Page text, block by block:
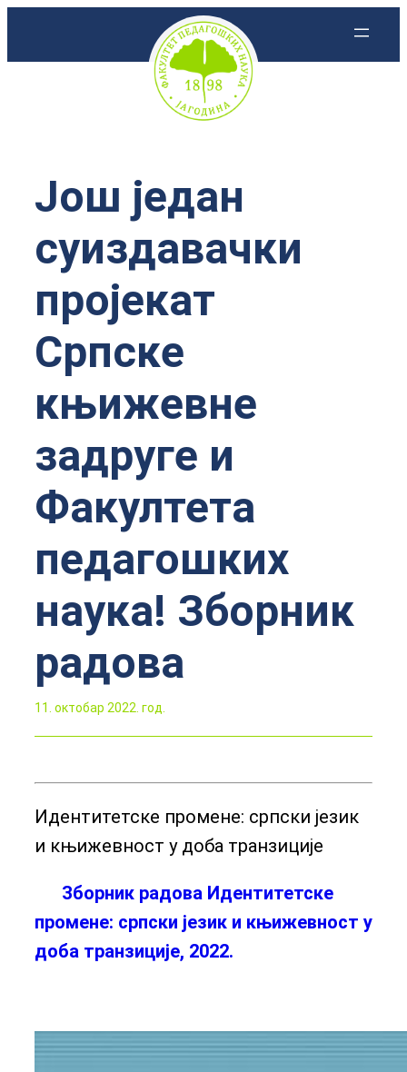
Још један
суиздавачки
пројекат
Српске
књижевне
задруге и
Факултета
педагошких
наука! Зборник
радова
11. октобар 2022. год.
Идентитетске промене: српски језик
и књижевност у доба транзиције
Зборник радова Идентитетске
промене: српски језик и књижевност у
доба транзиције, 2022.